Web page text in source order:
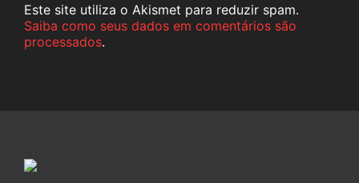
Este site utiliza o Akismet para reduzir spam.
Saiba como seus dados em comentários são
processados.